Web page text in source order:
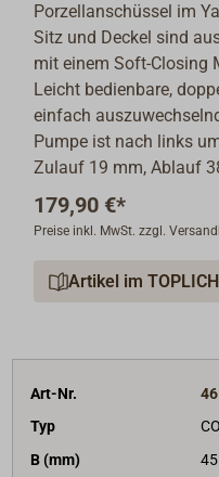
Porzellanschüssel im
Sitz und Deckel sind
mit einem Soft-Closing
Leicht bedienbare,
einfach
Pumpe ist nach links
Zulauf 19 mm, Ablauf
179,90 €*
Preise inkl. MwSt. zzgl.
Artikel im
Art-Nr.
Typ
B (mm)